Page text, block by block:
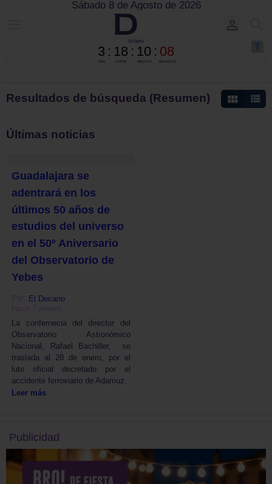
Sábado 8 de Agosto de 2026
Resultados de búsqueda (Resumen)
Últimas noticias
Guadalajara se
adentrará en los
últimos 50 años de
estudios del universo
en el 50º Aniversario
del Observatorio de
Yebes
El Decano
La confernecia del director del
Observatorio Astronómico
Nacional, Rafael Bachiller, se
traslada al 28 de enero, por el
luto oficial decretado por el
accidente ferroviario de Adamuz.
Leer más
Publicidad